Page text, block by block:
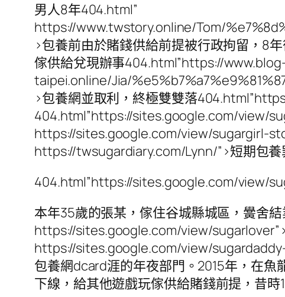
男人8年404.html”
https://www.twstory.online/Tom/
>包養前由於賭錢供給前提被行政拘留，8
傢供給兌現辦事404.html”https://
taipei.online/Jia/
>包養網並取利，終極雙雙落
404.html”https://sites.google.com/view/
https://sites.google.com/view/sugargirl-
https://twsugardiary.com/Lynn/”>短期包養
404.html”https://sites.google.com/view/
本年35歲的張某，傢住谷城縣城區，黌舍
https://sites.google.com/view/
https://sites.google.com/view/
包養網dcard涯的年夜部門。2015年，在
下線，給其他遊戲玩傢供給賭錢前提，昔